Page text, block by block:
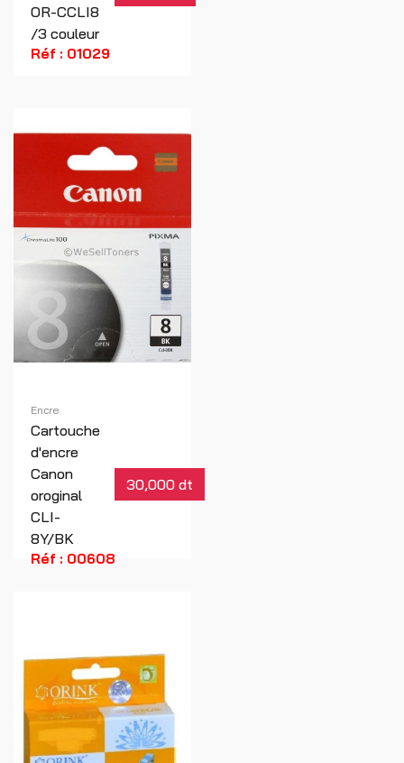
OR-CCLI8
/3 couleur
Réf : 01029
Encre
Cartouche
d'encre
Canon
oroginal
CLI-
8Y/BK
30,000 dt
Réf : 00608